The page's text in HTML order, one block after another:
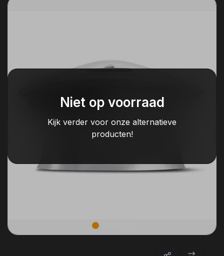
Niet op voorraad
Kijk verder voor onze alternatieve
producten!